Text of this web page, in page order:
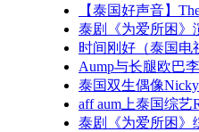
【泰国好声音】
泰剧《为爱所困》
时间刚好（泰国电
Aump与长腿欧巴
泰国双生偶像
aff aum上泰国综艺
泰剧《为爱所困》